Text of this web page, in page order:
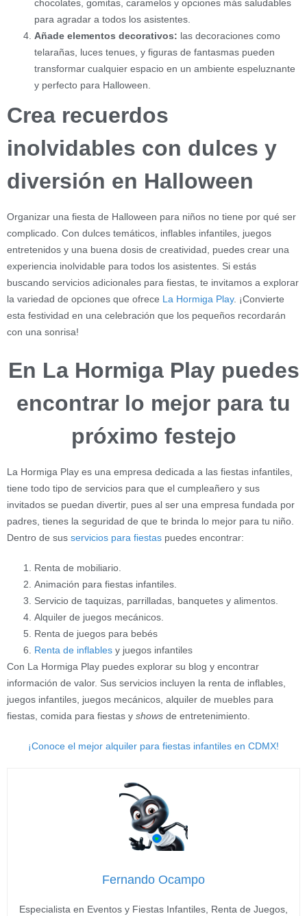
chocolates, gomitas, caramelos y opciones más saludables
para agradar a todos los asistentes.
Añade elementos decorativos: las decoraciones como
telarañas, luces tenues, y figuras de fantasmas pueden
transformar cualquier espacio en un ambiente espeluznante
y perfecto para Halloween.
Crea recuerdos
inolvidables con dulces y
diversión en Halloween
Organizar una fiesta de Halloween para niños no tiene por qué ser
complicado. Con dulces temáticos, inflables infantiles, juegos
entretenidos y una buena dosis de creatividad, puedes crear una
experiencia inolvidable para todos los asistentes. Si estás
buscando servicios adicionales para fiestas, te invitamos a explorar
la variedad de opciones que ofrece La Hormiga Play. ¡Convierte
esta festividad en una celebración que los pequeños recordarán
con una sonrisa!
En La Hormiga Play puedes
encontrar lo mejor para tu
próximo festejo
La Hormiga Play es una empresa dedicada a las fiestas infantiles,
tiene todo tipo de servicios para que el cumpleañero y sus
invitados se puedan divertir, pues al ser una empresa fundada por
padres, tienes la seguridad de que te brinda lo mejor para tu niño.
Dentro de sus servicios para fiestas puedes encontrar:
Renta de mobiliario.
Animación para fiestas infantiles.
Servicio de taquizas, parrilladas, banquetes y alimentos.
Alquiler de juegos mecánicos.
Renta de juegos para bebés
Renta de inflables y juegos infantiles
Con La Hormiga Play puedes explorar su blog y encontrar
información de valor. Sus servicios incluyen la renta de inflables,
juegos infantiles, juegos mecánicos, alquiler de muebles para
fiestas, comida para fiestas y shows de entretenimiento.
¡Conoce el mejor alquiler para fiestas infantiles en CDMX!
Fernando Ocampo
Especialista en Eventos y Fiestas Infantiles, Renta de Juegos,